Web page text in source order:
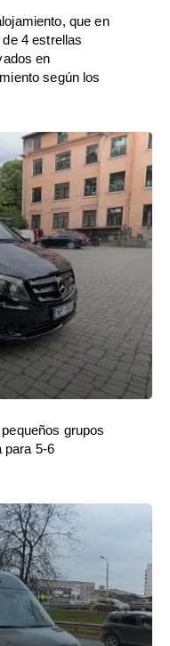
que en
4 estrellas
en
según los
grupos
para 5-6